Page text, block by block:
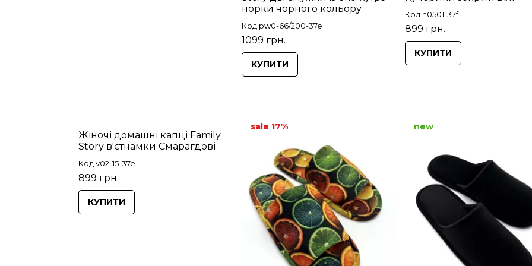
норки чорного кольору
Код pw0-66/200-37e
1099 грн.
КУПИТИ
Код n0501-37f
899 грн.
КУПИТИ
Жіночі домашні капці Family
Story в'єтнамки Смарагдові
Код v02-15-37e
899 грн.
КУПИТИ
sale 17% new